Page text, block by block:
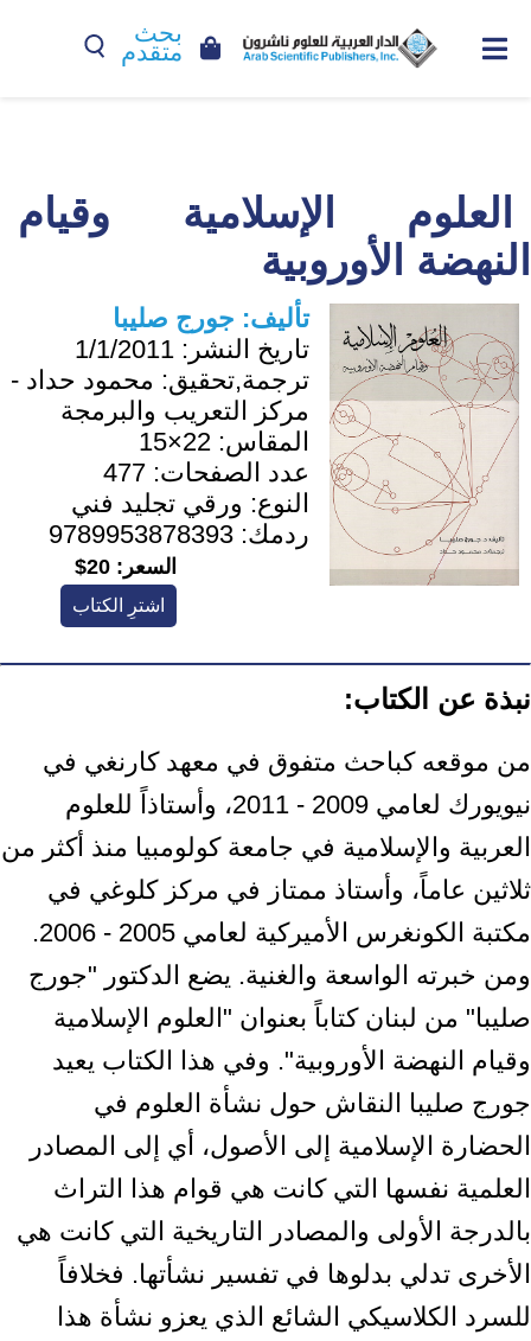
بحث
متقدم
العلوم الإسلامية وقيام
النهضة الأوروبية
تأليف: جورج صليبا
تاريخ النشر: 1/1/2011
ترجمة,تحقيق: محمود حداد -
مركز التعريب والبرمجة
المقاس: 22×15
عدد الصفحات: 477
النوع: ورقي تجليد فني
ردمك: 9789953878393
السعر: 20$
اشترِ الكتاب
نبذة عن الكتاب:
من موقعه كباحث متفوق في معهد كارنغي في
نيويورك لعامي 2009 - 2011، وأستاذاً للعلوم
العربية والإسلامية في جامعة كولومبيا منذ أكثر من
ثلاثين عاماً، وأستاذ ممتاز في مركز كلوغي في
مكتبة الكونغرس الأميركية لعامي 2005 - 2006.
ومن خبرته الواسعة والغنية. يضع الدكتور "جورج
صليبا" من لبنان كتاباً بعنوان "العلوم الإسلامية
وقيام النهضة الأوروبية". وفي هذا الكتاب يعيد
جورج صليبا النقاش حول نشأة العلوم في
الحضارة الإسلامية إلى الأصول، أي إلى المصادر
العلمية نفسها التي كانت هي قوام هذا التراث
بالدرجة الأولى والمصادر التاريخية التي كانت هي
الأخرى تدلي بدلوها في تفسير نشأتها. فخلافاً
للسرد الكلاسيكي الشائع الذي يعزو نشأة هذا